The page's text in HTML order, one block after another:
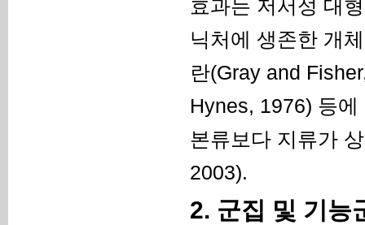
효과는 저서성 대
닉처에 생존한 개
란(Gray and
Hynes, 1976) 등
본류보다 지류가
2003).
2. 군집 및 기능